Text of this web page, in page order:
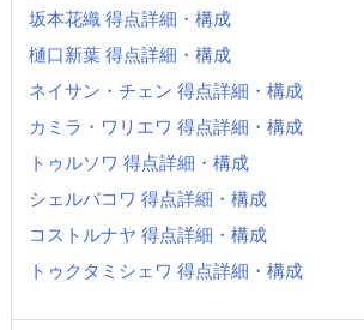
坂本花織 得点詳細・構成
樋口新葉 得点詳細・構成
ネイサン・チェン 得点詳細・構成
カミラ・ワリエワ 得点詳細・構成
トゥルソワ 得点詳細・構成
シェルバコワ 得点詳細・構成
コストルナヤ 得点詳細・構成
トゥクタミシェワ 得点詳細・構成